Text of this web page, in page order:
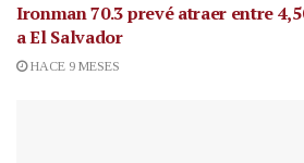
Ironman 70.3 prevé atraer entre
a El Salvador
HACE 9 MESES